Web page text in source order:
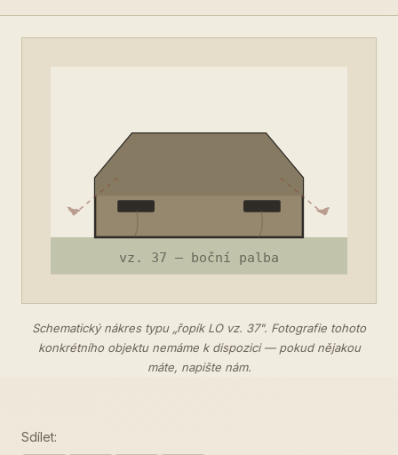
Schematický nákres typu „řopík LO vz. 37". Fotografie tohoto
konkrétního objektu nemáme k dispozici — pokud nějakou
máte, napište nám.
Sdílet: